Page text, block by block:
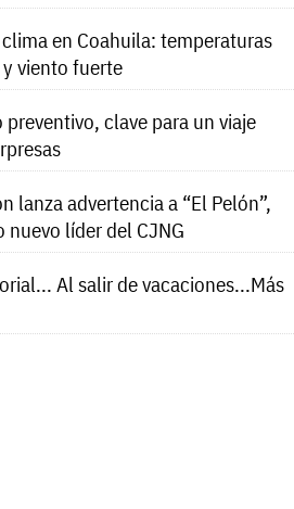
en Coahuila: temperaturas
viento fuerte
clave para un viaje
lanza advertencia a “El Pelón”,
nuevo líder del CJNG
Al salir de vacaciones...Más